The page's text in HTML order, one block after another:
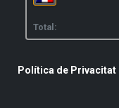
Total:
Política de Privacitat